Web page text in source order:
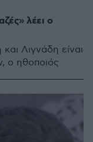
λέει ο
Λιγνάδη είναι
ο ηθοποιός